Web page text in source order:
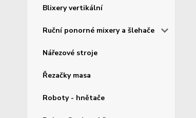
Blixery vertikální
Ruční ponorné mixery a šlehače
Nářezové stroje
Řezačky masa
Roboty - hnětače